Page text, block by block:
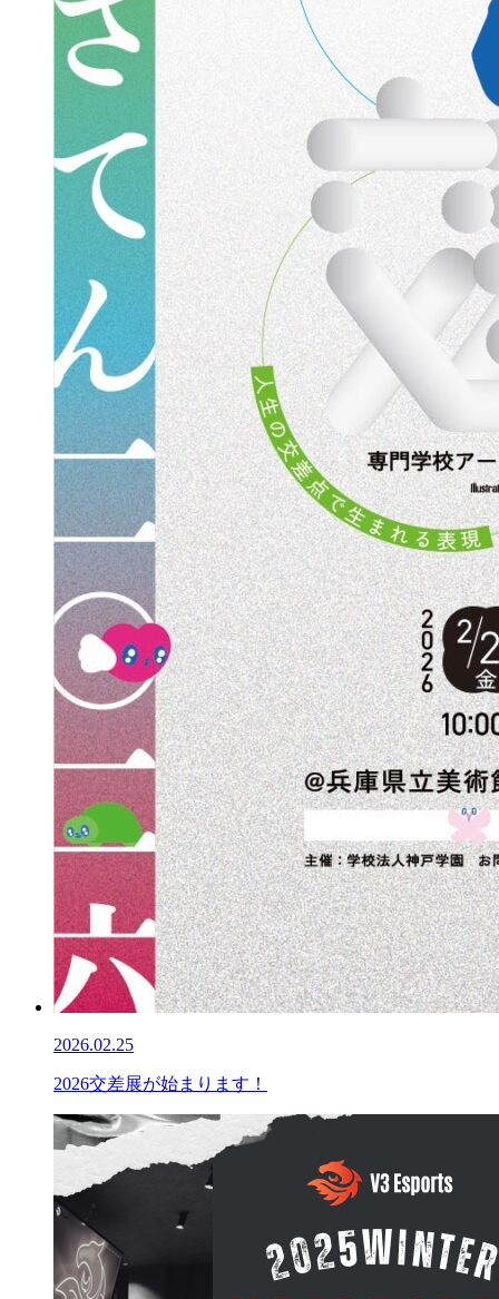
2026.02.25
2026交差展が始まります！